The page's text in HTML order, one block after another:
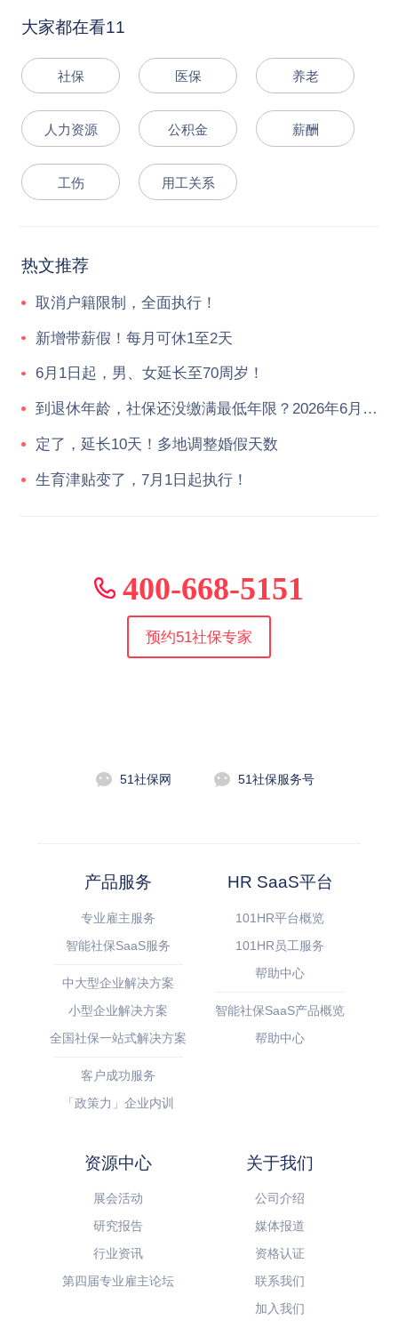
大家都在看11
社保 医保 养老
人力资源 公积金 薪酬
工伤 用工关系
热文推荐
取消户籍限制，全面执行！
新增带薪假！每月可休1至2天
6月1日起，男、女延长至70周岁！
到退休年龄，社保还没缴满最低年限？2026年6月起，统一按新规执行！
定了，延长10天！多地调整婚假天数
生育津贴变了，7月1日起执行！
400-668-5151
预约51社保专家
51社保网 51社保服务号
产品服务
专业雇主服务
智能社保SaaS服务
中大型企业解决方案
小型企业解决方案
全国社保一站式解决方案
客户成功服务
「政策力」企业内训
HR SaaS平台
101HR平台概览
101HR员工服务
帮助中心
智能社保SaaS产品概览
帮助中心
资源中心
展会活动
研究报告
行业资讯
第四届专业雇主论坛
关于我们
公司介绍
媒体报道
资格认证
联系我们
加入我们